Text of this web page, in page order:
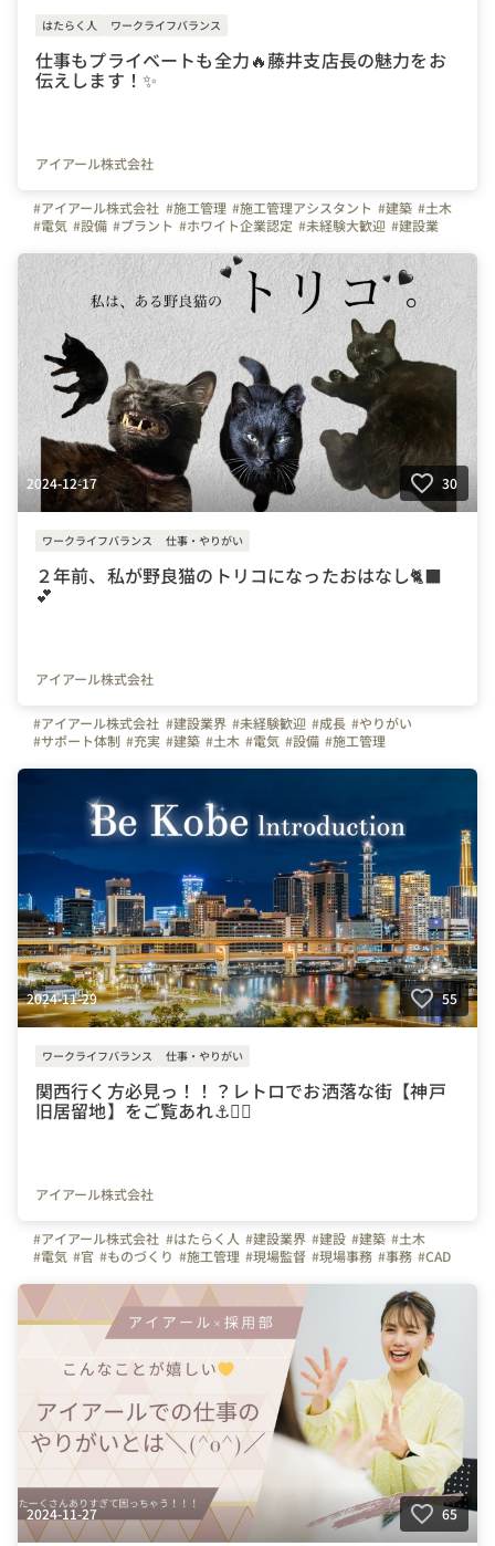
はたらく人 ワークライフバランス
仕事もプライベートも全力🔥藤井支店長の魅力をお
伝えします！✨
アイアール株式会社
#アイアール株式会社 #施工管理 #施工管理アシスタント #建築 #土木
#電気 #設備 #プラント #ホワイト企業認定 #未経験大歓迎 #建設業
#はたらく人
#上司や先輩のキャラクター
#インタビュー
#写真で伝える会社の雰囲気
#支店長の素顔 #スキルアップ #面接担当
#選べる面接官
#弊社のすごいところ #採用
#ワークライフバランス
#プライベート
#育児奮闘中
2024-12-17 30
ワークライフバランス 仕事・やりがい
２年前、私が野良猫のトリコになったおはなし🐈‍⬛
💕
アイアール株式会社
#アイアール株式会社 #建設業界 #未経験歓迎 #成長 #やりがい
#サポート体制 #充実 #建築 #土木 #電気 #設備 #施工管理
#黒猫
2024-11-29 55
ワークライフバランス 仕事・やりがい
関西行く方必見っ！！？レトロでお洒落な街【神戸
旧居留地】をご覧あれ⚓💁‍♀️
アイアール株式会社
#アイアール株式会社 #はたらく人 #建設業界 #建設 #建築 #土木
#電気 #官 #ものづくり #施工管理 #現場監督 #現場事務 #事務 #CAD
#神戸市
#旧居留地 #元町 #遊び #建物 #歴史 #全国 #東京
#神奈川
#名古屋 #大阪 #福岡
2024-11-27 65